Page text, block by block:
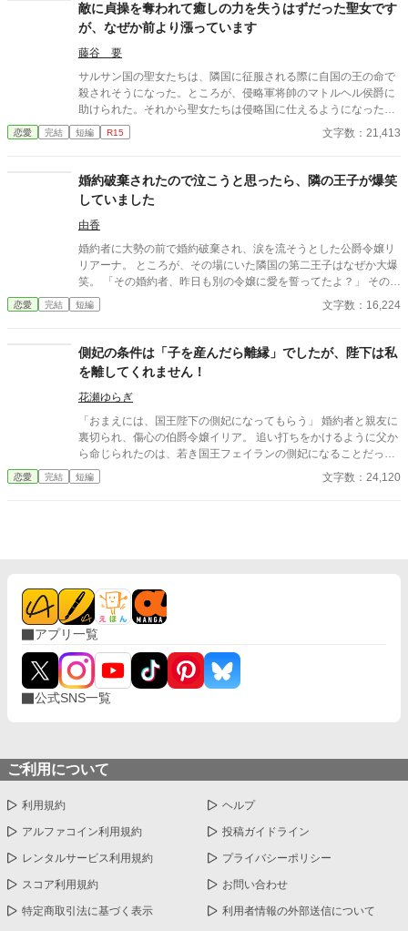
敵に貞操を奪われて癒しの力を失うはずだった聖女です
が、なぜか前より漲っています
藤谷 要
サルサン国の聖女たちは、隣国に征服される際に自国の王の命で
殺されそうになった。ところが、侵略軍将帥のマトルヘル侯爵に
助けられた。それから聖女たちは侵略国に仕えるようになった
が、一か月後に筆頭聖女だったルミネラは命の恩人の侯爵へ嫁ぐ
ように国王から命じられる。 結婚披露宴では、陛下に側妃として
めて「陛下の手がつかなかったら一年後に妻にしてほしい」と頼
んでいた。しかも、侯爵はその手を振り払いもしない。 聖女は愛
のない交わりで神の加護を失うとされているので、当然白い結婚
だと思っていたが、初夜に侯爵のメイアスから体の関係を迫られ
る。彼は命の恩人だったので、ルミネラはそのまま彼を受け入れ
た。 侯爵がかつての恋人に似ていたとはいえ、侯爵と孤児だった
彼は全く別人。愛のない交わりだったので、当然力を失うと思っ
ていたが、なぜか以前よりも力が漲っていた。 ※全１１話 ２万
字程度の話です。
恋愛 完結 短編 R15 文字数：21,413
婚約破棄されたので泣こうと思ったら、隣の王子が爆笑
していました
由香
婚約者に大勢の前で婚約破棄され、涙を流そうとした公爵令嬢リ
リアーナ。 ところが、その場にいた隣国の第二王子はなぜか大爆
笑。 「その婚約者、昨日も別の令嬢に愛を誓ってたよ？」 その一
言から、元婚約者の嘘は次々と暴かれ、自滅の連続！ 泣くはずだ
った婚約破棄は、笑いと溺愛にあふれた人生逆転劇の幕開けだっ
恋愛 完結 短編 文字数：16,224
側妃の条件は「子を産んだら離縁」でしたが、陛下は私
を離してくれません！
花瀬ゆらぎ
「おまえには、国王陛下の側妃になってもらう」 婚約者と親友に
裏切られ、傷心の伯爵令嬢イリア。 追い打ちをかけるように父か
ら命じられたのは、若き国王フェイランの側妃になることだっ
た。 しかし、王宮で待っていたのは、「世継ぎを産んだら離縁」
という非情な条件。 夫となったフェイランは冷たく、侍女からは
を乱しておいて、逃げられると思うな」 凍てついた王の心を溶か
したのは、売られた側妃の純真な愛。 孤独な陛下に執着され、正
妃へと昇り詰める逆転ラブロマンス！
恋愛 完結 短編 文字数：24,120
アプリ一覧
公式SNS一覧
ご利用について
利用規約 ヘルプ
アルファコイン利用規約 投稿ガイドライン
レンタルサービス利用規約 プライバシーポリシー
スコア利用規約 お問い合わせ
特定商取引法に基づく表示 利用者情報の外部送信について